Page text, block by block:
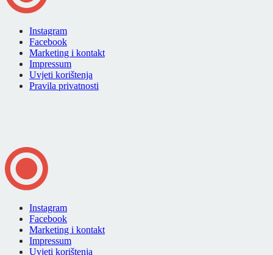
Instagram
Facebook
Marketing i kontakt
Impressum
Uvjeti korištenja
Pravila privatnosti
Instagram
Facebook
Marketing i kontakt
Impressum
Uvjeti korištenja